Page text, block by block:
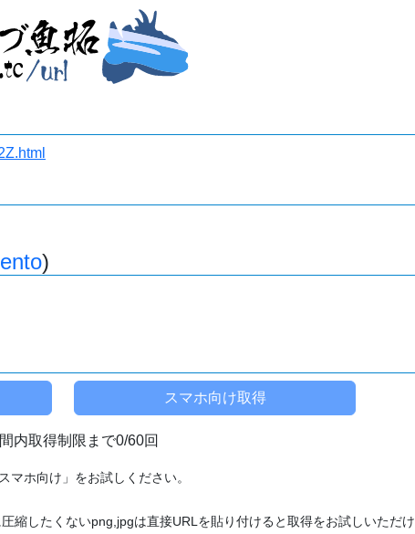
)
内取得制限まで0/60回
ホ向け」をお試しください。
縮したくないpng,jpgは直接URLを貼り付けると取得をお試しいただけ